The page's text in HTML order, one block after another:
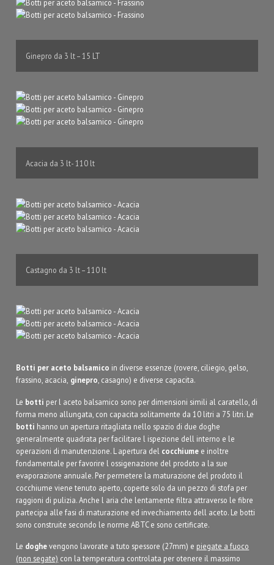
Ginepro da 3 lt – 15 LT
Acacia da 3 lt- 110 lt
Castagno da 3 lt – 110 lt
Botti per aceto balsamico in diverse essenze (rovere, ciliegio, gelso,
frassino, acacia, ginepro , casagno) e diverse capacita.
Le botti per l aceto balsamico sono per dimensioni simili al caratello, di
forma meno allungata, con capacita solitamente da 10 litri a 75 litri. Le
botti hanno un apertura ritagliata nello spazio di due doghe
generalmente quadrata per facilitare l ispezione dell interno e le
operazioni di manutenzione. L apertura del cocchiume e inoltre
fondamentale per favorire l ossigenazione del prodoto a la sue
evaporazione annuale. Per permetere la maturazione del prodoto il
cocchiume viene tenuto aperto, coperte solo da un pezzo di stofa per
raggioni di pulizia. Anche l aria che lentamente filtra attraverso le fibre
partecipa alle fasi di maturazione ed invechiamento dell aceto. Le botti
sono construite secondo le norme ABTC e sono certificate.
Le doghevengono lavorate a tuto spessore (27mm) e piegate a fuoco
(non segate) con la temperatura controlata per otenere il massimo